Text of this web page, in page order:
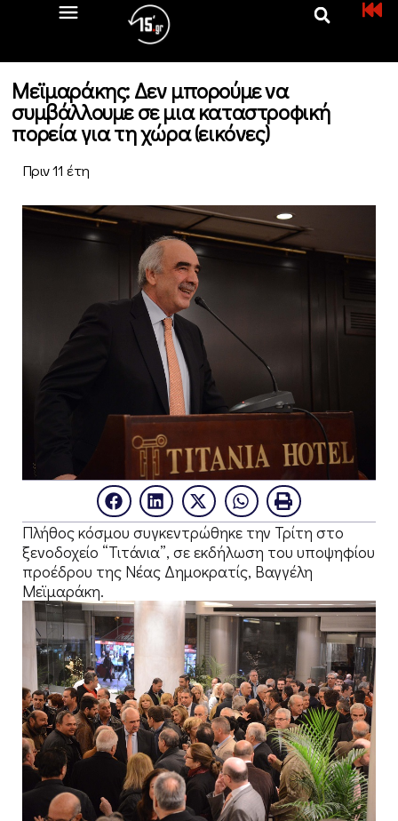
Μεϊμαράκης: Δεν μπορούμε να
συμβάλλουμε σε μια καταστροφική
πορεία για τη χώρα (εικόνες)
Πριν 11 έτη
Πλήθος κόσμου συγκεντρώθηκε την Τρίτη στο
ξενοδοχείο “Τιτάνια”, σε εκδήλωση του υποψηφίου
προέδρου της Νέας Δημοκρατίς, Βαγγέλη
Μεϊμαράκη.